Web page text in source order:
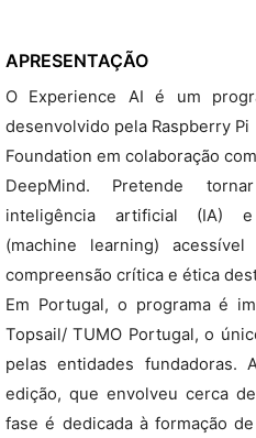
APRESENTAÇÃO
O Experience AI é um
desenvolvido pela Raspberry Pi
Foundation em colaboração
DeepMind. Pretende
inteligência artificial (IA) e
(machine learning)
compreensão crítica e ética
Em Portugal, o programa é
Topsail/ TUMO Portugal, o
pelas entidades fundadoras.
edição, que envolveu cerca
fase é dedicada à formação